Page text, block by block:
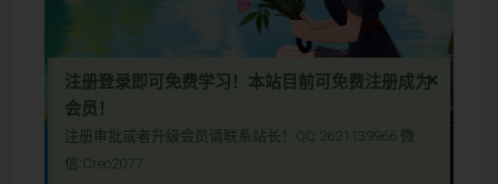
本视频为免费视频，登录后刷新本页面即可学习
注册登录即可免费学习！本站目前可免费注册成为
会员！
注册审批或者升级会员请联系站长！QQ:2621139966 微
信:Creo2077
×